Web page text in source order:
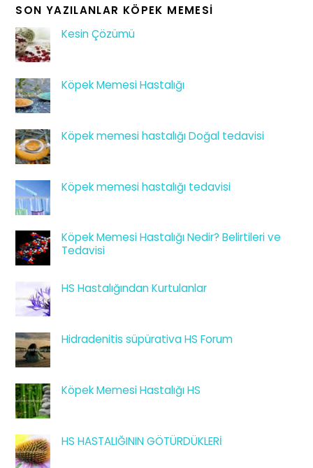
SON YAZILANLAR KÖPEK MEMESI
Kesin Çözümü
Köpek Memesi Hastalığı
Köpek memesi hastalığı Doğal tedavisi
Köpek memesi hastalığı tedavisi
Köpek Memesi Hastalığı Nedir? Belirtileri ve
Tedavisi
HS Hastalığından Kurtulanlar
Hidradenitis süpürativa HS Forum
Köpek Memesi Hastalığı HS
HS HASTALIĞININ GÖTÜRDÜKLERİ